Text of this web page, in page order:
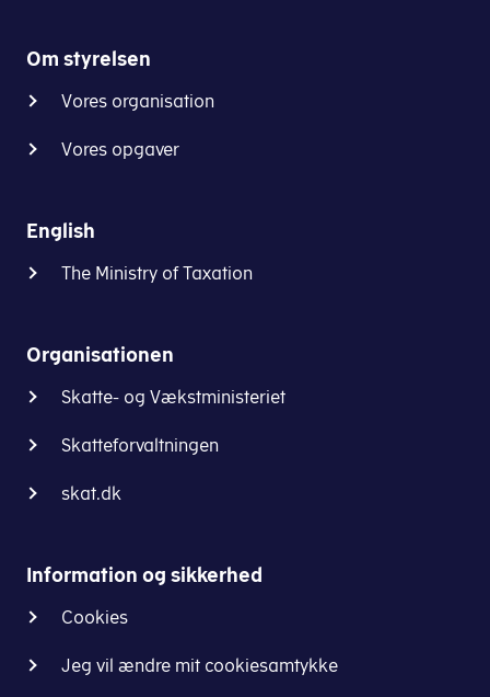
Om styrelsen
Vores organisation
Vores opgaver
English
The Ministry of Taxation
Organisationen
Skatte- og Vækstministeriet
Skatteforvaltningen
skat.dk
Information og sikkerhed
Cookies
Jeg vil ændre mit cookiesamtykke